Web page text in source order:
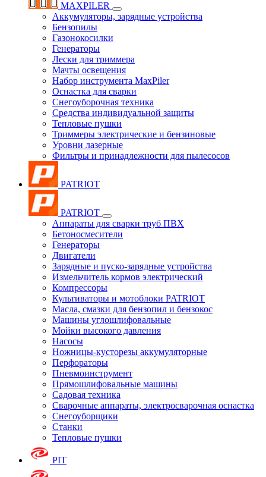
MAXPILER
Аккумуляторы, зарядные устройства
Бензопилы
Газонокосилки
Генераторы
Лески для триммера
Мачты освещения
Набор инструмента MaxPiler
Оснастка для сварки
Снегоуборочная техника
Средства индивидуальной защиты
Тепловые пушки
Триммеры электрические и бензиновые
Уровни лазерные
Фильтры и принадлежности для пылесосов
PATRIOT
PATRIOT
Аппараты для сварки труб ПВХ
Бетоносмесители
Генераторы
Двигатели
Зарядные и пуско-зарядные устройства
Измельчитель кормов электрический
Компрессоры
Культиваторы и мотоблоки PATRIOT
Масла, смазки для бензопил и бензокос
Машины углошлифовальные
Мойки высокого давления
Насосы
Ножницы-кусторезы аккумуляторные
Перфораторы
Пневмоинструмент
Прямошлифовальные машины
Садовая техника
Сварочные аппараты, электросварочная оснастка
Снегоуборщики
Станки
Тепловые пушки
PIT